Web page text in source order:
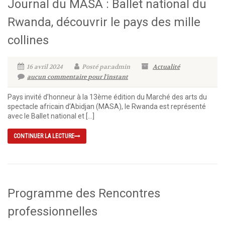
Journal du MASA : Ballet national du
Rwanda, découvrir le pays des mille
collines
16 avril 2024 Posté par:admin
Actualité
aucun commentaire pour l'instant
Pays invité d’honneur à la 13ème édition du Marché des arts du
spectacle africain d’Abidjan (MASA), le Rwanda est représenté
avec le Ballet national et […]
CONTINUER LA LECTURE
Programme des Rencontres
professionnelles